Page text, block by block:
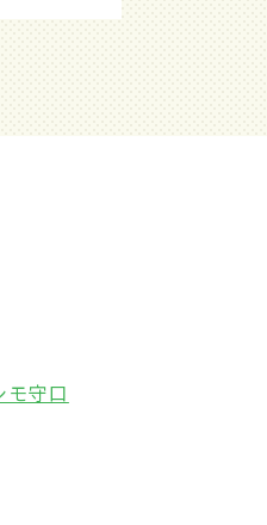
モ守口